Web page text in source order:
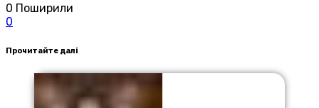
0 Поширили
0
Прочитайте далі